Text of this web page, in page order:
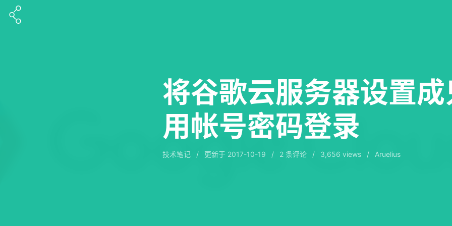
将谷歌云服务器设置
用帐号密码登录
技术笔记 / 更新于 2017-10-19 / 2 条评论 / 3,656 views / Aruelius